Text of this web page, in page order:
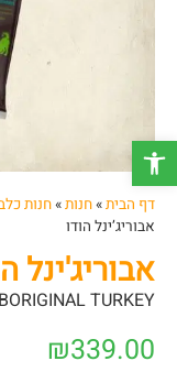
פתח סרגל נגישות
דף הבית»חנות»חנות
אבוריג’ינל הודו
אבוריג'ינל
TURKEY
₪339.00